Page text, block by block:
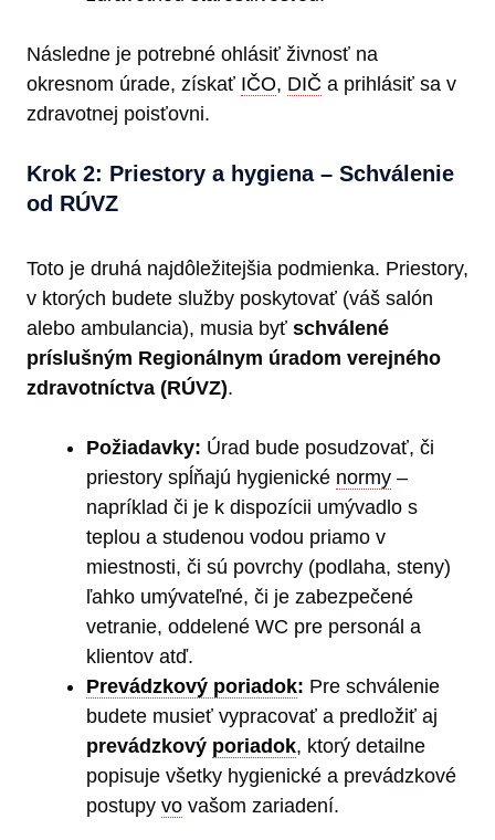
Následne je potrebné ohlásiť živnosť na
okresnom úrade, získať IČO, DIČ a prihlásiť sa v
zdravotnej poisťovni.
Krok 2: Priestory a hygiena – Schválenie
od RÚVZ
Toto je druhá najdôležitejšia podmienka. Priestory,
v ktorých budete služby poskytovať (váš salón
alebo ambulancia), musia byť schválené
príslušným Regionálnym úradom verejného
zdravotníctva (RÚVZ).
Požiadavky: Úrad bude posudzovať, či
priestory spĺňajú hygienické normy –
napríklad či je k dispozícii umývadlo s
teplou a studenou vodou priamo v
miestnosti, či sú povrchy (podlaha, steny)
ľahko umývateľné, či je zabezpečené
vetranie, oddelené WC pre personál a
klientov atď.
Prevádzkový poriadok: Pre schválenie
budete musieť vypracovať a predložiť aj
prevádzkový poriadok, ktorý detailne
popisuje všetky hygienické a prevádzkové
postupy vo vašom zariadení.